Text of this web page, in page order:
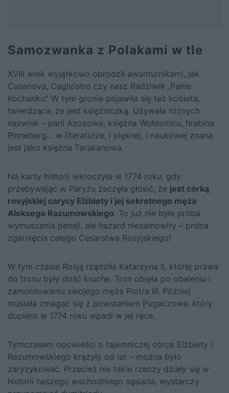
Samozwanka z Polakami w tle
XVIII wiek wyjątkowo obrodził awanturnikami, jak
Casanova, Cagliostro czy nasz Radziwiłł „Panie
Kochanku”. W tym gronie pojawiła się też kobieta,
twierdząca, że jest księżniczką. Używała różnych
nazwisk – pani Azozowa, księżna Wołdomiru, hrabina
Pinneberg… w literaturze, i pięknej, i naukowej znana
jest jako księżna Tarakanowa.
Na karty historii wkroczyła w 1774 roku, gdy
przebywając w Paryżu zaczęła głosić, że jest córką
rosyjskiej carycy Elżbiety i jej sekretnego męża
Aleksego Razumowskiego. To już nie była próba
wymuszenia pensji, ale hazard niesamowity – próba
zgarnięcia całego Cesarstwa Rosyjskiego!
W tym czasie Rosją rządziła Katarzyna II, której prawa
do tronu były dość kruche. Tron objęła po obaleniu i
zamordowaniu swojego męża Piotra III. Później
musiała zmagać się z powstaniem Pugaczowa, który
dopiero w 1774 roku wpadł w jej ręce.
Tymczasem opowieści o tajemniczej córce Elżbiety i
Razumowskiego krążyły od lat – można było
zaryzykować. Przecież nie takie rzeczy działy się w
historii naszego wschodniego sąsiada, wystarczy